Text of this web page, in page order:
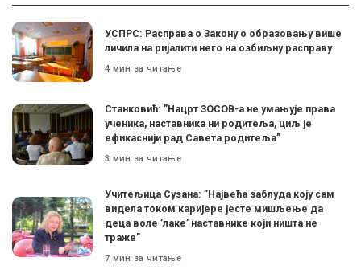
УСПРС: Расправа о Закону о образовању више
личила на ријалити него на озбиљну расправу
4 мин за читање
Станковић: ”Нацрт ЗОСОВ-а не умањује права
ученика, наставника ни родитеља, циљ је
ефикаснији рад Савета родитеља”
3 мин за читање
Учитељица Сузана: ”Највећа заблуда коју сам
видела током каријере јесте мишљење да
деца воле ’лаке’ наставнике који ништа не
траже”
7 мин за читање